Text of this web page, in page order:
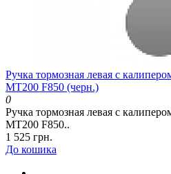
Ручка тормозная левая c
MT200 F850 (черн.)
0
Ручка тормозная левая c
MT200 F850..
1 525 грн.
До кошика